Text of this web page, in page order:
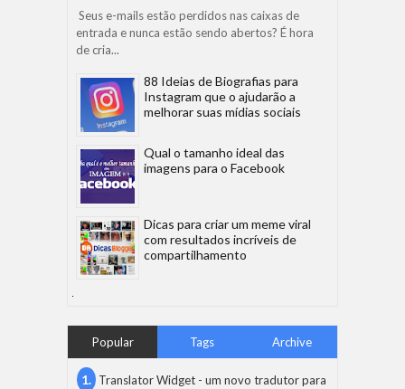
Seus e-mails estão perdidos nas caixas de
entrada e nunca estão sendo abertos? É hora
de cria...
88 Ideias de Biografias para
Instagram que o ajudarão a
melhorar suas mídias sociais
Qual o tamanho ideal das
imagens para o Facebook
Dicas para criar um meme viral
com resultados incríveis de
compartilhamento
Popular Tags Archive
Translator Widget - um novo tradutor para